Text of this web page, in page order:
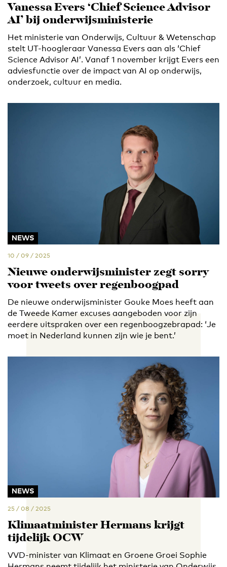
Vanessa Evers ‘Chief Science Advisor
AI’ bij onderwijsministerie
Het ministerie van Onderwijs, Cultuur & Wetenschap
stelt UT-hoogleraar Vanessa Evers aan als ‘Chief
Science Advisor AI’. Vanaf 1 november krijgt Evers een
adviesfunctie over de impact van AI op onderwijs,
onderzoek, cultuur en media.
NEWS
10 / 09 / 2025
Nieuwe onderwijsminister zegt sorry
voor tweets over regenboogpad
De nieuwe onderwijsminister Gouke Moes heeft aan
de Tweede Kamer excuses aangeboden voor zijn
eerdere uitspraken over een regenboogzebrapad: ‘Je
moet in Nederland kunnen zijn wie je bent.’
NEWS
25 / 08 / 2025
Klimaatminister Hermans krijgt
tijdelijk OCW
VVD-minister van Klimaat en Groene Groei Sophie